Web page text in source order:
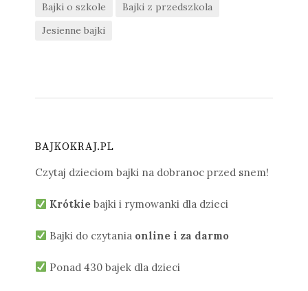
Bajki o szkole
Bajki z przedszkola
Jesienne bajki
BAJKOKRAJ.PL
Czytaj dzieciom bajki na dobranoc przed snem!
Krótkiebajki i rymowanki dla dzieci
Bajki do czytania online i za darmo
Ponad 430 bajek dla dzieci